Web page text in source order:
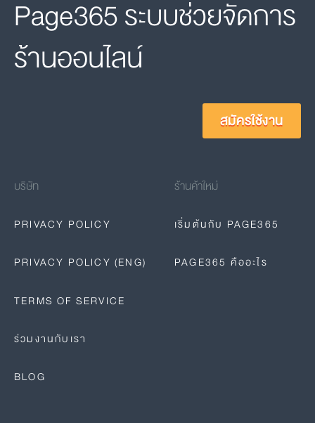
Page365 ระบบช่วยจัดการ
ร้านออนไลน์
สมัครใช้งาน
บริษัท
PRIVACY POLICY
PRIVACY POLICY (ENG)
TERMS OF SERVICE
ร่วมงานกับเรา
BLOG
ร้านค้าใหม่
เริ่มต้นกับ PAGE365
PAGE365 คืออะไร